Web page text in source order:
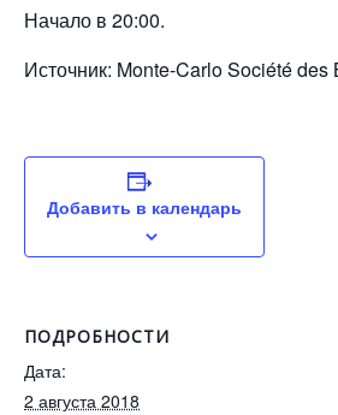
Начало в 20:00.
Источник: Monte-Carlo Société des
Добавить в календарь
ПОДРОБНОСТИ
Дата:
2 августа 2018